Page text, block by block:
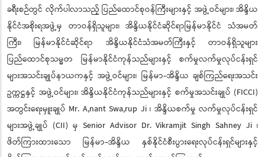
ခရီးစဉ်တွင် လိုက်ပါလာသည့် ပြည်ထောင်စုဝန်ကြီးများနှင့် အဖွဲ့ဝင်များ၊ အိန္ဒိယ
နိုင်ငံအစိုးရအဖွဲ့မှ တာဝန်ရှိသူများ၊ အိန္ဒိယနိုင်ငံဆိုင်ရာမြန်မာနိုင်ငံ သံအမတ်
ကြီး၊ မြန်မာနိုင်ငံဆိုင်ရာ အိန္ဒိယနိုင်ငံသံအမတ်ကြီးနှင့် တာဝန်ရှိသူများ
ပြည်ထောင်စုသမ္မတ မြန်မာနိုင်ငံကုန်သည်များနှင့် စက်မှုလက်မှုလုပ်ငန်းရှင်
များအသင်းချုပ်နာယကနှင့် အဖွဲ့ဝင်များ၊ မြန်မာ-အိန္ဒိယ ချစ်ကြည်ရေးအသင်း
ဥက္ကဋ္ဌနှင့် အဖွဲ့ဝင်များ၊ အိန္ဒိယနိုင်ငံကုန်သည်များနှင့် စက်မှုအသင်းချုပ် (FICCI)
အတွင်းရေးမှူးချုပ် Mr. A,nant Swa,rup Ji ၊ အိန္ဒိယစက်မှု လက်မှုလုပ်ငန်းရှင်
များအဖွဲ့ချုပ် (CII) မှ Senior Advisor Dr. Vikramjit Singh Sahney Ji ၊
ဖိတ်ကြားထားသော မြန်မာ-အိန္ဒိယ နှစ်နိုင်ငံစီးပွားရေးလုပ်ငန်းရှင်များနှင့်